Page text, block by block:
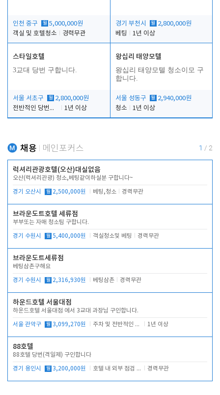
인천 중구 월 5,000,000원
객실 및 호텔청소
경력무관
경기 부천시 월 2,800,000원
베팅
1년 이상
스타일호텔
3교대 당번 구합니다.
서울 서초구 월 2,800,000원
전반적인 당번업무
1년 이상
왕십리 태양모텔
왕십리 태양모텔 청소이모 구
합니다.
서울 성동구 월 2,940,000원
청소
1년 이상
채용 메인포커스 1 / 2
럭셔리관광호텔(오산)대실없음
오산(럭셔리관광) 청소,베팅같이하실분 구합니다~
경기 오산시 월 2,500,000원 베팅,청소 경력무관
브라운도트호텔 세류점
부부또는 자매 청소팀 구합니다.
경기 수원시 월 5,400,000원 객실청소및 베팅 경력무관
브라운도트세류점
베팅삼촌구해요
경기 수원시 월 2,316,930원 베팅삼촌 경력무관
하운드호텔 서울대점
하운드호텔 서울대점 에서 3교대 과장님 구인합니다.
서울 관악구 월 3,099,270원 주차 및 전반적인 당번업무 1년 이상
88호텔
88호텔 당번(격일제) 구인합니다
경기 용인시 월 3,200,000원 호텔 내 외부 점검 및 프런트 운영 경력무관